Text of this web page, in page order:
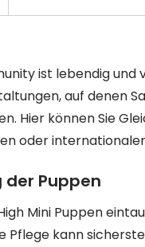
ist lebendig
auf denen
Hier können Sie
oder
Puppen
Mini Puppen
kann